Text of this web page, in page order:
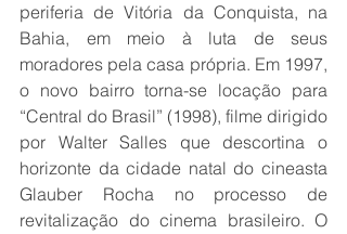
periferia de Vitória da Conquista, na
Bahia, em meio à luta de seus
moradores pela casa própria. Em 1997,
o novo bairro torna-se locação para
“Central do Brasil” (1998), filme dirigido
por Walter Salles que descortina o
horizonte da cidade natal do cineasta
Glauber Rocha no processo de
revitalização do cinema brasileiro. O